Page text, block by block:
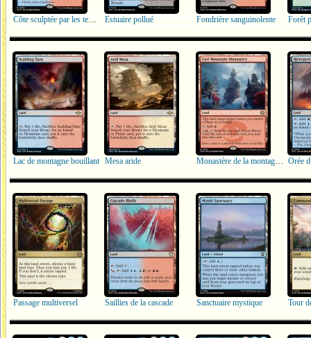
Côte sculptée par les tempêtes Estuaire pollué Fondrière sanguinolente Forêt
Lac de montagne bouillant Mesa aride Monastère de la montagne de Cori Orée
Passage multiversel Saillies de la cascade Sanctuaire mystique Tour